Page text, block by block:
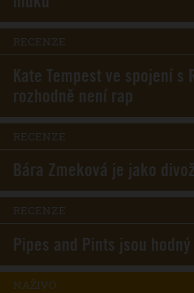
RECENZE
Kate Tempest ve spojení s
rozhodně není rap
RECENZE
Bára Zmeková je jako
RECENZE
Pipes and Pints jsou
NAŽIVO